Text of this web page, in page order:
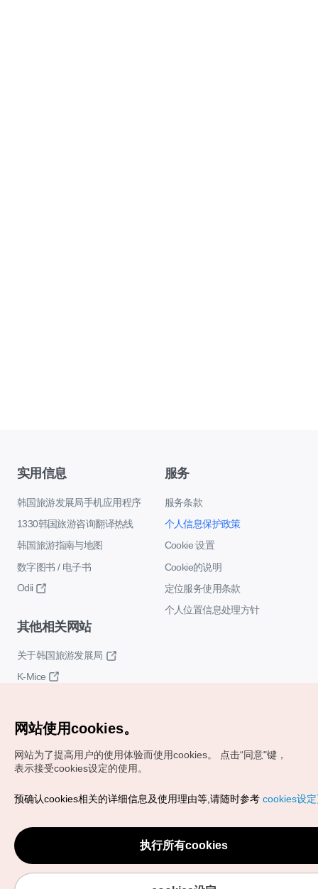
实用信息
韩国旅游发展局手机应用程序
1330韩国旅游咨询翻译热线
韩国旅游指南与地图
数字图书 / 电子书
Odii
服务
服务条款
个人信息保护政策
Cookie 设置
Cookie的说明
定位服务使用条款
个人位置信息处理方针
其他相关网站
关于韩国旅游发展局
K-Mice
Copyrights (c) 韩国旅游发展局版权所有
VISITKOREA官方邮箱
chnsim@knto.or.kr
网站使用cookies。
网站为了提高用户的使用体验而使用cookies。
点击“同意"键，
表示接受cookies设定的使用。
预确认cookies相关的详细信息及使用理由等,请随时参考 cookies设
执行所有cookies